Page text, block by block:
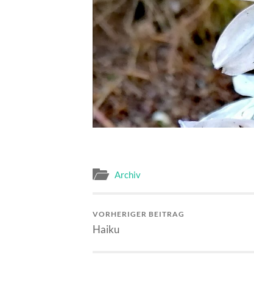
Archiv
VORHERIGER BEITRAG
Haiku